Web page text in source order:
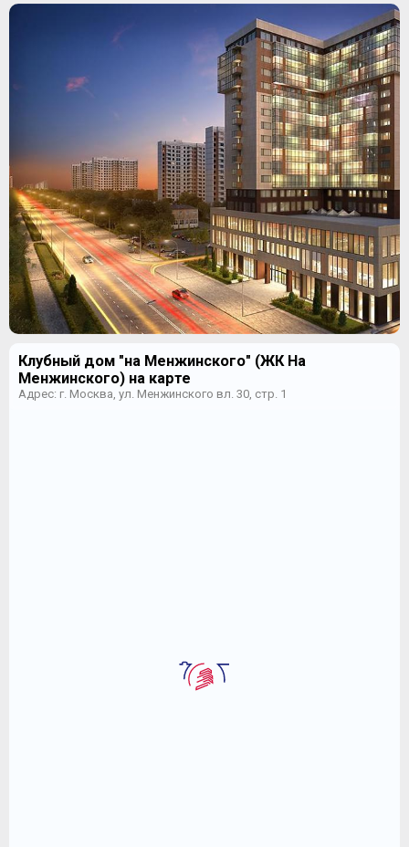
Клубный дом "на Менжинского" (ЖК На
Менжинского) на карте
Адрес: г. Москва, ул. Менжинского вл. 30, стр. 1